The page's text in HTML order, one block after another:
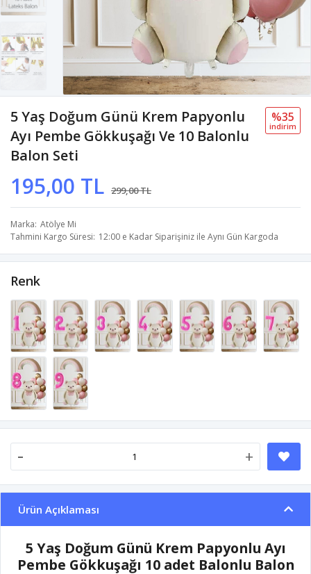
5 Yaş Doğum Günü Krem Papyonlu
Ayı Pembe Gökkuşağı Ve 10 Balonlu
Balon Seti
195,00 TL 299,00 TL
%35
i̇ndi̇ri̇m
Marka Atölye Mi
Tahmini Kargo Süresi 12:00 e Kadar Siparişiniz ile Aynı Gün Kargoda
Renk
- +
Ürün Açıklaması
5 Yaş Doğum Günü Krem Papyonlu Ayı
Pembe Gökkuşağı 10 adet Balonlu Balon